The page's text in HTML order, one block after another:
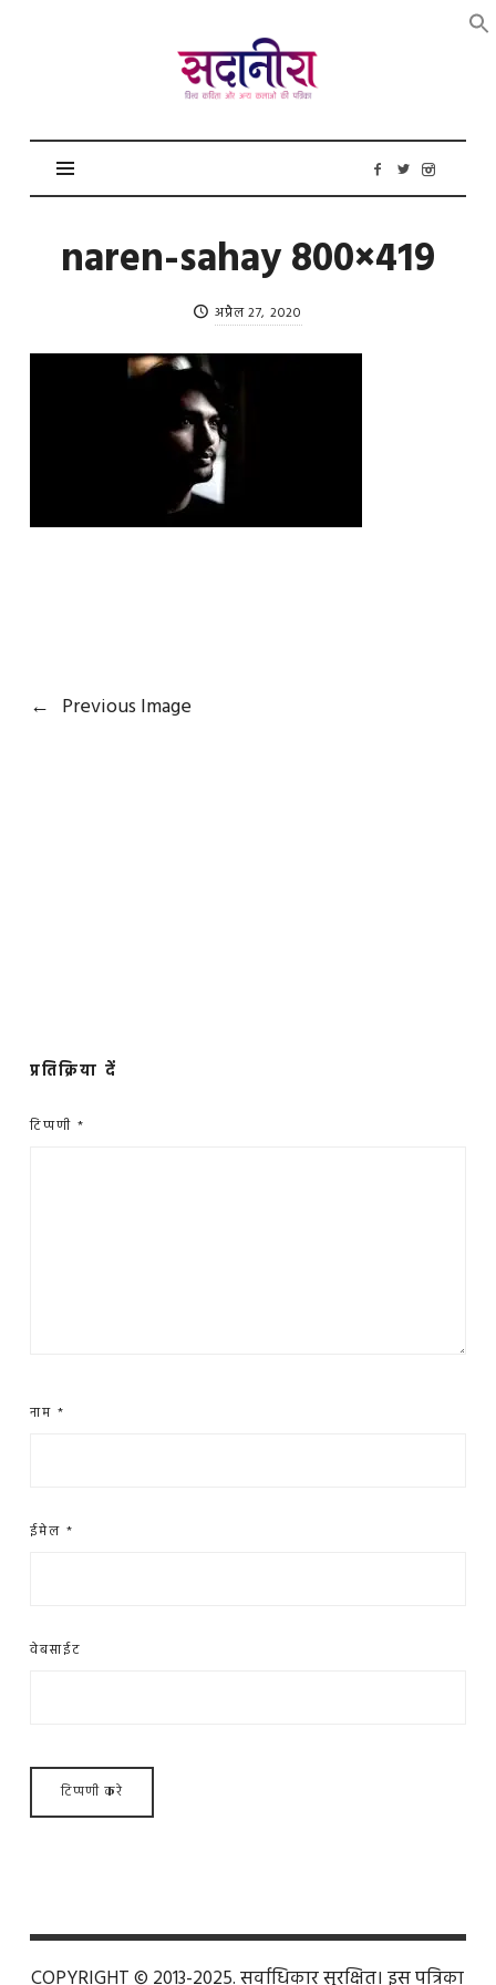
सदानीरा
naren-sahay 800×419
अप्रैल 27, 2020
← Previous Image
प्रतिक्रिया दें
टिप्पणी *
नाम *
ईमेल *
वेबसाईट
COPYRIGHT © 2013-2025. सर्वाधिकार सुरक्षित। इस पत्रिका